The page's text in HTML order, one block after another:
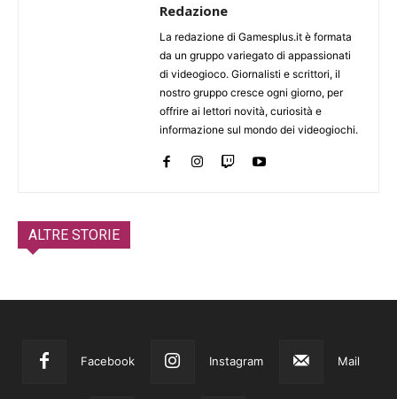
Redazione
La redazione di Gamesplus.it è formata
da un gruppo variegato di appassionati
di videogioco. Giornalisti e scrittori, il
nostro gruppo cresce ogni giorno, per
offrire ai lettori novità, curiosità e
informazione sul mondo dei videogiochi.
ALTRE STORIE
Facebook Instagram Mail